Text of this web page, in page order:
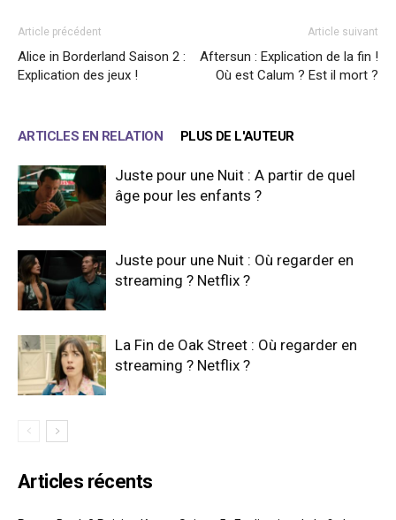
Article précédent
Alice in Borderland Saison 2 :
Explication des jeux !
Article suivant
Aftersun : Explication de la fin !
Où est Calum ? Est il mort ?
ARTICLES EN RELATION PLUS DE L'AUTEUR
Juste pour une Nuit : A partir de quel
âge pour les enfants ?
Juste pour une Nuit : Où regarder en
streaming ? Netflix ?
La Fin de Oak Street : Où regarder en
streaming ? Netflix ?
Articles récents